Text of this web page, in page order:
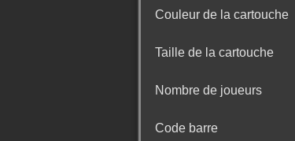
Couleur de la cartouche
Taille de la cartouche
Nombre de joueurs
Code barre